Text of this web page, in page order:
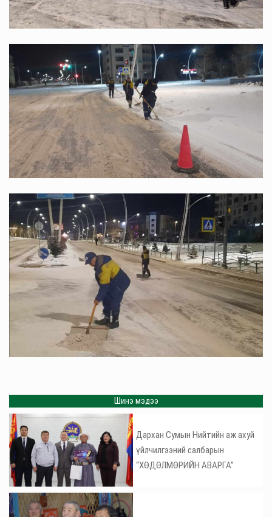
Шинэ мэдээ
Дархан Сумын Нийтийн аж ахуй
үйлчилгээний салбарын
“ХӨДӨЛМӨРИЙН АВАРГА”